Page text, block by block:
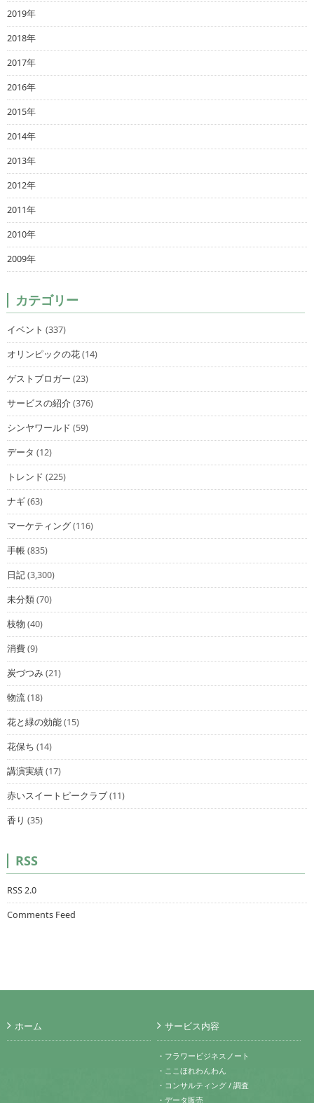
2019年
2018年
2017年
2016年
2015年
2014年
2013年
2012年
2011年
2010年
2009年
カテゴリー
イベント (337)
オリンピックの花(14)
ゲストブロガー (23)
サービスの紹介(376)
シンヤワールド (59)
データ (12)
トレンド (225)
ナギ(63)
マーケティング(116)
手帳(835)
日記(3,300)
未分類(70)
枝物 (40)
消費(9)
炭づつみ(21)
物流(18)
花と緑の効能(15)
花保ち (14)
講演実績(17)
赤いスイートピークラブ(11)
香り (35)
RSS
RSS 2.0
Comments Feed
ホーム サービス内容
・フラワービジネスノート
・ここほれわんわん
・コンサルティング / 調査
・データ販売